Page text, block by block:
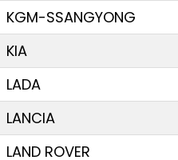
KGM-SSANGYONG
KIA
LADA
LANCIA
LAND ROVER